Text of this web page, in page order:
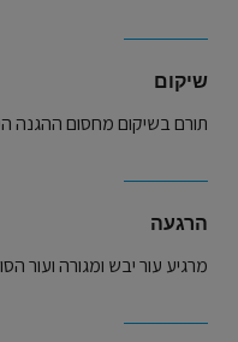
שיקום
תורם בשיקום מחסום ההגנה
הרגעה
מרגיע עור יבש ומגורה ועור